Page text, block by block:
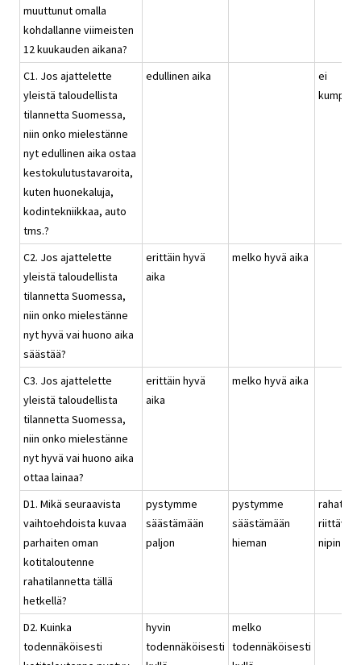
muuttunut omalla
kohdallanne viimeisten
12 kuukauden aikana?
C1. Jos ajattelette
yleistä taloudellista
tilannetta Suomessa,
niin onko mielestänne
nyt edullinen aika ostaa
kestokulutustavaroita,
kuten huonekaluja,
kodintekniikkaa, auto
tms.?
edullinen aika
ei
C2. Jos ajattelette
yleistä taloudellista
tilannetta Suomessa,
niin onko mielestänne
nyt hyvä vai huono aika
säästää?
erittäin hyvä
aika
melko hyvä aika
C3. Jos ajattelette
yleistä taloudellista
tilannetta Suomessa,
niin onko mielestänne
nyt hyvä vai huono aika
ottaa lainaa?
erittäin hyvä
aika
melko hyvä aika
D1. Mikä seuraavista
vaihtoehdoista kuvaa
parhaiten oman
kotitaloutenne
rahatilannetta tällä
hetkellä?
pystymme
säästämään
paljon
pystymme
säästämään
hieman
rahat
riittävät
nipin
D2. Kuinka
todennäköisesti
hyvin
todennäköisesti
melko
todennäköisesti